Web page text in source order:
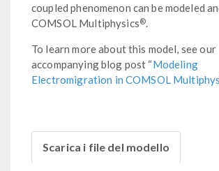
coupled phenomenon can be modeled
COMSOL Multiphysics®.
To learn more about this model, see our
accompanying blog post “Modeling
Electromigration in COMSOL
Scarica i file del modello